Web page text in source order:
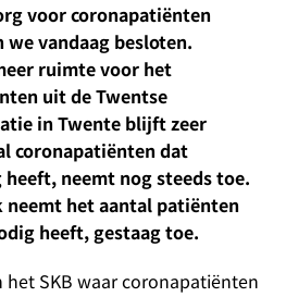
voor coronapatiënten
vandaag besloten.
ruimte voor het
uit de Twentse
in Twente blijft zeer
coronapatiënten dat
neemt nog steeds toe.
neemt het aantal patiënten
heeft, gestaag toe.
het SKB waar coronapatiënten